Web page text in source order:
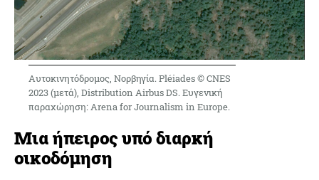
Κέντρο εφοδιασμού, Γερμανία. Pléiades © CNES
2018 (πριν), Distribution Airbus DS. Ευγενική
παραχώρηση: Arena for Journalism in Europe.
Μια ήπειρος υπό διαρκή
οικοδόμηση